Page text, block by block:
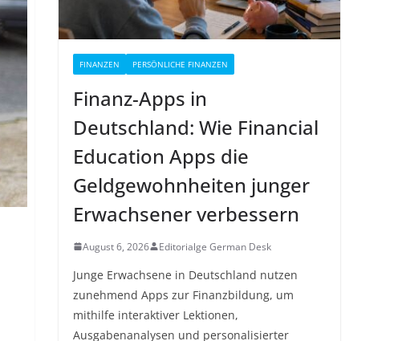
FINANZEN PERSÖNLICHE FINANZEN
Finanz-Apps in
Deutschland: Wie Financial
Education Apps die
Geldgewohnheiten junger
Erwachsener verbessern
August 6, 2026 Editorialge German Desk
Junge Erwachsene in Deutschland nutzen
zunehmend Apps zur Finanzbildung, um
mithilfe interaktiver Lektionen,
Ausgabenanalysen und personalisierter